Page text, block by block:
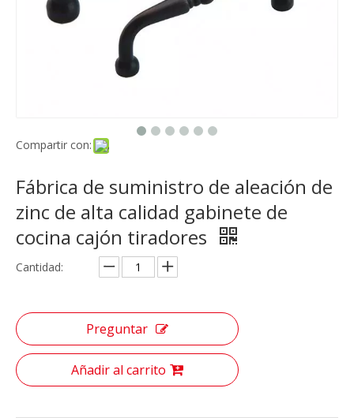
Compartir con:
Fábrica de suministro de aleación de
zinc de alta calidad gabinete de
cocina cajón tiradores
Cantidad:
Preguntar
Añadir al carrito